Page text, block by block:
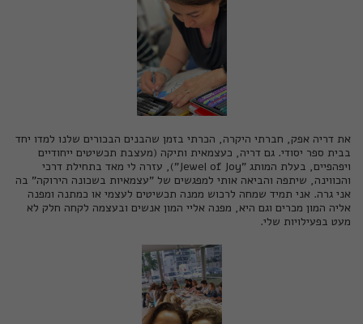
את דריה אפק, חברתי היקרה, הכרתי בזמן שהבנים הבכורים שלנו למדו יחד
בבית ספר יסודי. גם דריה, כעצמאית ותיקה (מעצבת תכשיטים ייחודיים
ויפהפיים, בעלת המותג "Jewel of Joy"), עזרה לי מאד בתחילת דרכי
והכווינה, שיתפה והביאה אותי למפגשים של "עצמאיות בשכונה הירוקה" בה
אני גרה. אני תמיד שמחה לרכוש ממנה תכשיטים לעצמי או כמתנה ומפנה
אליה המון מכרים וגם היא, מפנה אליי המון אנשים ובעצמה לקחה חלק לא
מעט בפעילויות שלי.